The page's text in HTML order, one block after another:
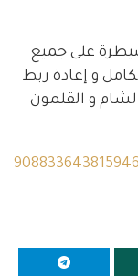
على جميع
و إعادة ربط
و القلمون